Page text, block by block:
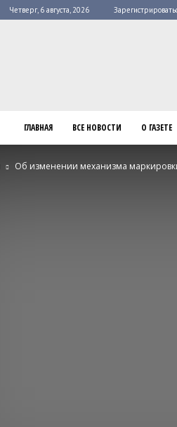
Четверг, 6 августа, 2026
ГЛАВНАЯ ВСЕ НОВОСТИ О ГАЗЕТЕ
Об изменении механизма